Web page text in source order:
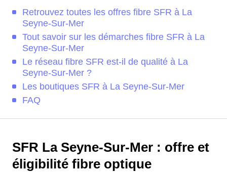
Retrouvez toutes les offres fibre SFR à La
Seyne-Sur-Mer
Tout savoir sur les démarches fibre SFR à La
Seyne-Sur-Mer
Le réseau fibre SFR est-il de qualité à La
Seyne-Sur-Mer ?
Les boutiques SFR à La Seyne-Sur-Mer
FAQ
SFR La Seyne-Sur-Mer : offre et
éligibilité fibre optique